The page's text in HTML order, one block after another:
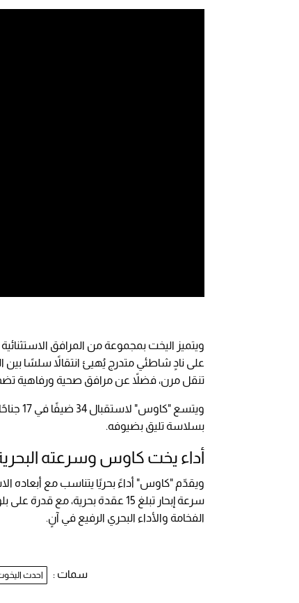
ويتميز اليخت بمجموعة من المرافق
على نادٍ شاطئي متدرج يُهيئ انتقالاً سلسًا بين
تنقل مرن، فضلاً عن مرافق صحية ورفاهية تضم
بسلاسة تليق بضيوفه.
أداء يخت كاوس وسرعته
الفخامة والأداء البحري الرفيع في آنٍ.
سمات : احدث